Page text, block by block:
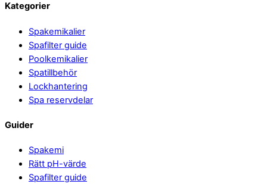
Kategorier
Spakemikalier
Spafilter guide
Poolkemikalier
Spatillbehör
Lockhantering
Spa reservdelar
Guider
Spakemi
Rätt pH-värde
Spafilter guide